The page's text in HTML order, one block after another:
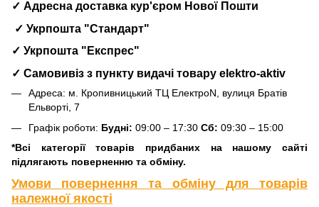
✓ Адресна доставка кур'єром Нової Пошти
✓ Укрпошта "Стандарт"
✓ Укрпошта "Експрес"
✓ Самовивіз з пункту видачі товару elektro-aktiv
Адреса: м. Кропивницький ТЦ ЕлектроN, вулиця Братів
Ельворті, 7
Графік роботи: Будні: 09:00 – 17:30 Сб: 09:30 – 15:00
*Всі категорії товарів придбаних на нашому сайті
підлягають поверненню та обміну.
Умови повернення та обміну для товарів
належної якості